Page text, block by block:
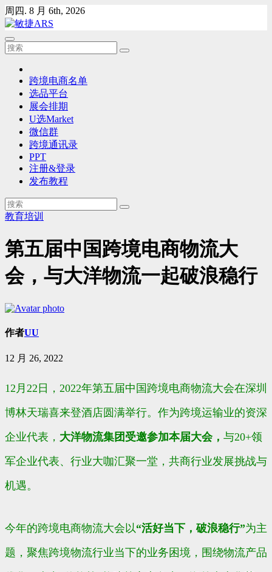
Skip
to
content
周四. 8 月 6th, 2026
跨境电商名单
选品平台
展会排期
U选Market
微信群
跨境通讯录
PPT
注册&登录
发布教程
教育培训
第五届中国跨境电商物流大
会，与大洋物流一起破浪稳行
作者UU
12 月 26, 2022
12月22日，2022年第五届中国跨境电商物流大会在深圳
博林天瑞喜来登酒店圆满举行。作为跨境运输业的资深
企业代表， 大洋物流集团受邀参加本届大会， 与20+领
军企业代表、行业大咖汇聚一堂，共商行业发展挑战与
机遇。
今年的跨境电商物流大会以“活好当下，破浪稳行”为主
题，聚焦跨境物流行业当下的业务困境，围绕物流产品